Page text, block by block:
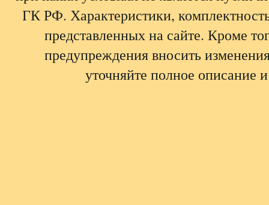
ГК РФ. Характеристики,
представленных на сайте. Кроме
предупреждения вносить
уточняйте полное описание